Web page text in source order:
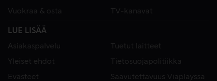
Vuokraa & osta
TV-kanavat
LUE LISÄÄ
Asiakaspalvelu
Tuetut laitteet
Yleiset ehdot
Tietosuojapolitiikka
Evästeet
Saavutettavuus Viaplayssa